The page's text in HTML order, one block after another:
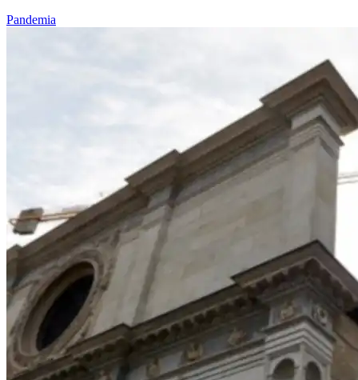
Pandemia